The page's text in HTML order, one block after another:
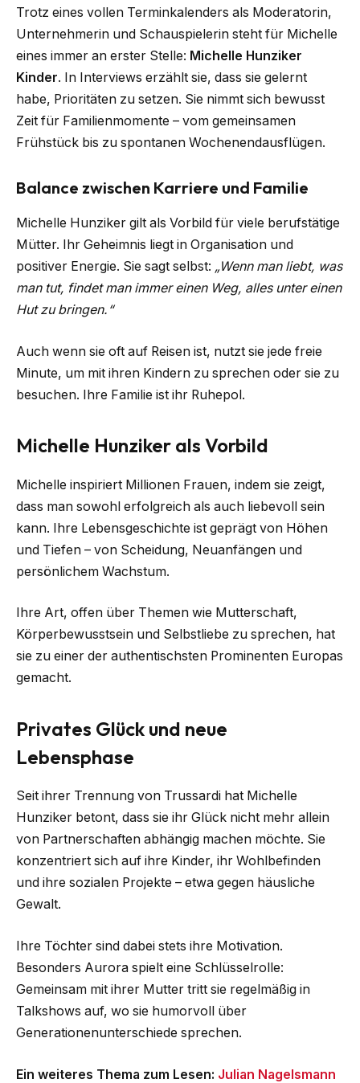
Trotz eines vollen Terminkalenders als Moderatorin,
Unternehmerin und Schauspielerin steht für Michelle
eines immer an erster Stelle: Michelle Hunziker
Kinder. In Interviews erzählt sie, dass sie gelernt
habe, Prioritäten zu setzen. Sie nimmt sich bewusst
Zeit für Familienmomente – vom gemeinsamen
Frühstück bis zu spontanen Wochenendausflügen.
Balance zwischen Karriere und Familie
Michelle Hunziker gilt als Vorbild für viele berufstätige
Mütter. Ihr Geheimnis liegt in Organisation und
positiver Energie. Sie sagt selbst: „Wenn man liebt, was
man tut, findet man immer einen Weg, alles unter einen
Hut zu bringen.“
Auch wenn sie oft auf Reisen ist, nutzt sie jede freie
Minute, um mit ihren Kindern zu sprechen oder sie zu
besuchen. Ihre Familie ist ihr Ruhepol.
Michelle Hunziker als Vorbild
Michelle inspiriert Millionen Frauen, indem sie zeigt,
dass man sowohl erfolgreich als auch liebevoll sein
kann. Ihre Lebensgeschichte ist geprägt von Höhen
und Tiefen – von Scheidung, Neuanfängen und
persönlichem Wachstum.
Ihre Art, offen über Themen wie Mutterschaft,
Körperbewusstsein und Selbstliebe zu sprechen, hat
sie zu einer der authentischsten Prominenten Europas
gemacht.
Privates Glück und neue
Lebensphase
Seit ihrer Trennung von Trussardi hat Michelle
Hunziker betont, dass sie ihr Glück nicht mehr allein
von Partnerschaften abhängig machen möchte. Sie
konzentriert sich auf ihre Kinder, ihr Wohlbefinden
und ihre sozialen Projekte – etwa gegen häusliche
Gewalt.
Ihre Töchter sind dabei stets ihre Motivation.
Besonders Aurora spielt eine Schlüsselrolle:
Gemeinsam mit ihrer Mutter tritt sie regelmäßig in
Talkshows auf, wo sie humorvoll über
Generationenunterschiede sprechen.
Ein weiteres Thema zum Lesen: Julian Nagelsmann